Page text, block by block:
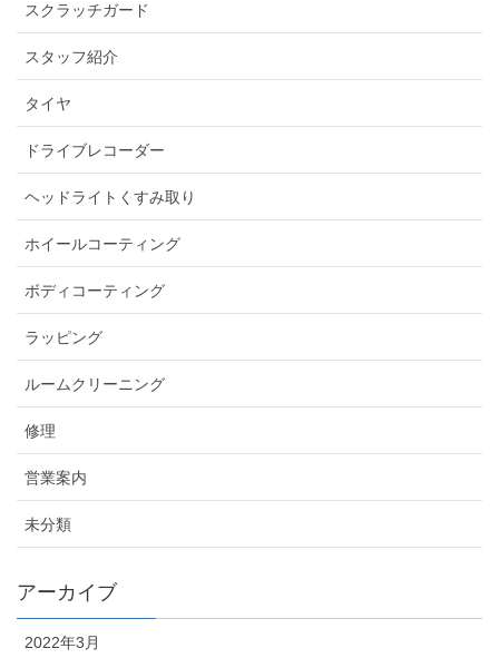
スクラッチガード
スタッフ紹介
タイヤ
ドライブレコーダー
ヘッドライトくすみ取り
ホイールコーティング
ボディコーティング
ラッピング
ルームクリーニング
修理
営業案内
未分類
アーカイブ
2022年3月